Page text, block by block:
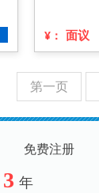
¥： 面议
第一页
免费注册
3 年